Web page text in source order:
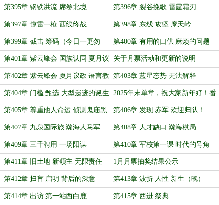
第395章 钢铁洪流 席卷北境 第396章 裂谷挽歌 雷霆霜刃
第397章 惊雷一枪 西线终战 第398章 东线 攻坚 摩天岭
（晚……）
第399章 截击 筹码（今日一更勿
等）
第400章 有用的口供 麻烦的问题
（还在输液，一更）
第401章 紫云峰会 国族认同 夏月议
政（一）
关于月票活动和更新的说明
第402章 紫云峰会 夏月议政 语言教
育 （二）
第403章 蓝星态势 无法解释
第404章 门槛 甄选 大型遗迹的诞生 2025年末单章，祝大家新年好！番
外，抽奖，加闲聊——
第405章 尊重他人命运 侦测鬼庙黑
雾
第406章 发现 赤军 欢迎归队！
第407章 九泉国际旅 瀚海人马军 第408章 人才缺口 瀚海棋局
第409章 三千聘用 一场阳谋 第410章 军校第一课 时代的号角
（求月票）
第411章 旧土地 新领主 无限责任
（写老书，下一章晚）
1月月票抽奖结果公示
第412章 扫盲 启明 背后的深意 第413章 波折 人性 新生（晚）
第414章 出访 第一站西白鹿 第415章 西进 祭典